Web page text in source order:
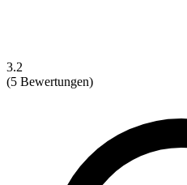
3.2
(5 Bewertungen)